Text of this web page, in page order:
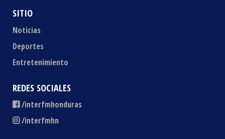
SITIO
Noticias
Deportes
Entretenimiento
REDES SOCIALES
/interfmhonduras
/interfmhn